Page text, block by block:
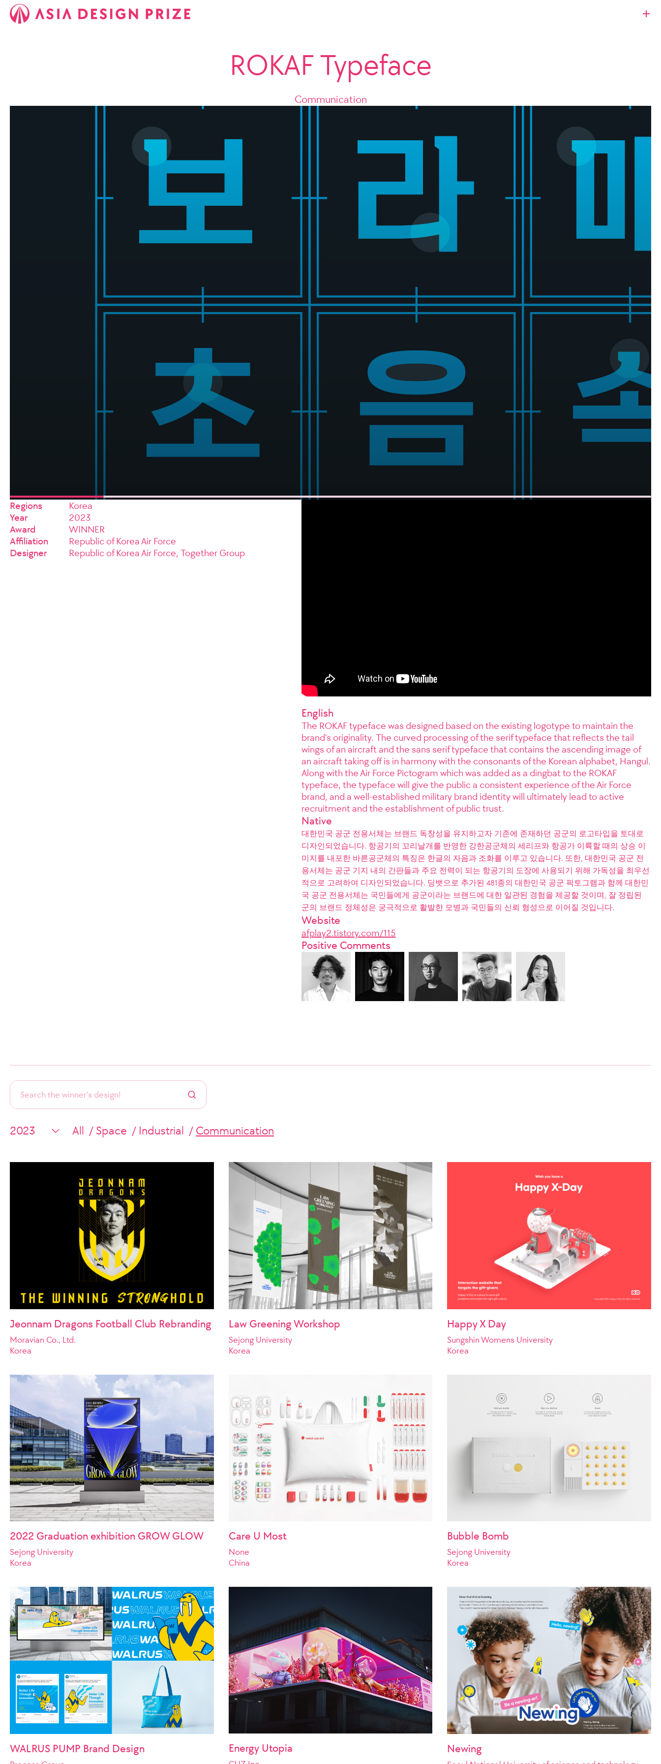
ROKAF Typeface
Communication
Regions
Korea
Year
2023
Award
WINNER
Affiliation
Republic of Korea Air Force
Designer
Republic of Korea Air Force, Together Group
English
The ROKAF typeface was designed based on the existing logotype to maintain the
brand's originality. The curved processing of the serif typeface that reflects the tail
wings of an aircraft and the sans serif typeface that contains the ascending image of
an aircraft taking off is in harmony with the consonants of the Korean alphabet, Hangul.
Along with the Air Force Pictogram which was added as a dingbat to the ROKAF
typeface, the typeface will give the public a consistent experience of the Air Force
brand, and a well-established military brand identity will ultimately lead to active
recruitment and the establishment of public trust.
Native
대한민국 공군 전용서체는 브랜드 독창성을 유지하고자 기존에 존재하던 공군의 로고타입을 토대로
디자인되었습니다. 항공기의 꼬리날개를 반영한 강한공군체의 세리프와 항공가 이륙할 때의 상승 이
미지를 내포한 바른공군체의 특징은 한글의 자음과 조화를 이루고 있습니다. 또한, 대한민국 공군 전
용서체는 공군 기지 내의 간판들과 주요 전력이 되는 항공기의 도장에 사용되기 위해 가독성을 최우선
적으로 고려하여 디자인되었습니다. 딩뱃으로 추가된 481종의 대한민국 공군 픽토그램과 함께 대한민
국 공군 전용서체는 국민들에게 공군이라는 브랜드에 대한 일관된 경험을 제공할 것이며, 잘 정립된
군의 브랜드 정체성은 궁극적으로 활발한 모병과 국민들의 신뢰 형성으로 이어질 것입니다.
Website
afplay2.tistory.com/115
Positive Comments
All Space Industrial Communication
Jeonnam Dragons Football Club Rebranding
Moravian Co., Ltd.
Korea
Law Greening Workshop
Sejong University
Korea
Happy X Day
Sungshin Womens University
Korea
Care U Most
None
China
2022 Graduation exhibition GROW GLOW
Sejong University
Korea
Bubble Bomb
Sejong University
Korea
Energy Utopia
WALRUS PUMP Brand Design Newing